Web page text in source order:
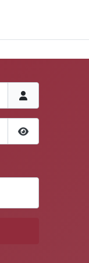
Passwort